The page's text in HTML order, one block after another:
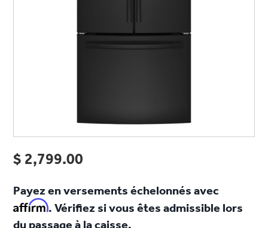
$ 2,799.00
Payez en versements échelonnés avec
Affirm. Vérifiez si vous êtes admissible lors
du passage à la caisse.